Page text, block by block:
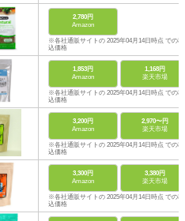
2,780円
Amazon
※各社通販サイトの 2025年04月14日時点 での税
込価格
1,853円
Amazon
1,168円
楽天市場
※各社通販サイトの 2025年04月14日時点 での税
込価格
3,200円
Amazon
2,970〜円
楽天市場
※各社通販サイトの 2025年04月14日時点 での税
込価格
3,300円
Amazon
3,380円
楽天市場
※各社通販サイトの 2025年04月14日時点 での税
込価格